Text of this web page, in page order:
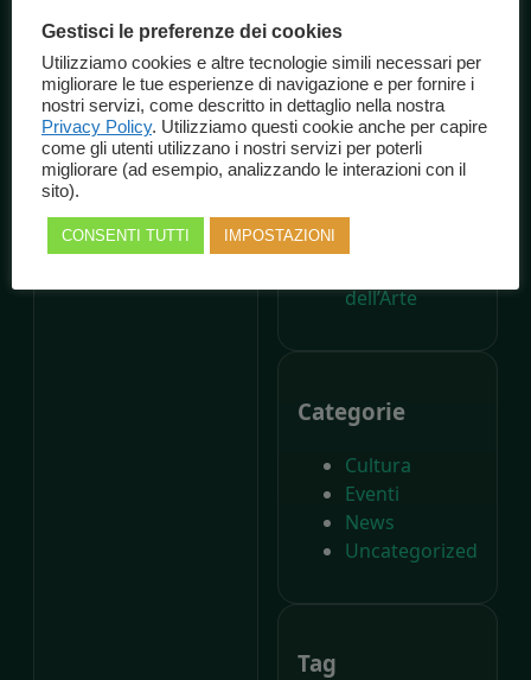
A 200 anni
dalla nascita di
Carlo Collodi,
Il Parco di
Pinocchio
compie
dell’Arte
Categorie
Cultura
Eventi
News
Uncategorized
Tag
Gestisci le preferenze dei cookies
Utilizziamo cookies e altre tecnologie simili necessari per
migliorare le tue esperienze di navigazione e per fornire i
nostri servizi, come descritto in dettaglio nella nostra
Privacy Policy. Utilizziamo questi cookie anche per capire
come gli utenti utilizzano i nostri servizi per poterli
migliorare (ad esempio, analizzando le interazioni con il
sito).
CONSENTI TUTTI IMPOSTAZIONI